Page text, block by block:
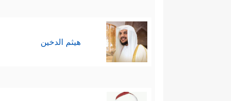
هيثم الدخين